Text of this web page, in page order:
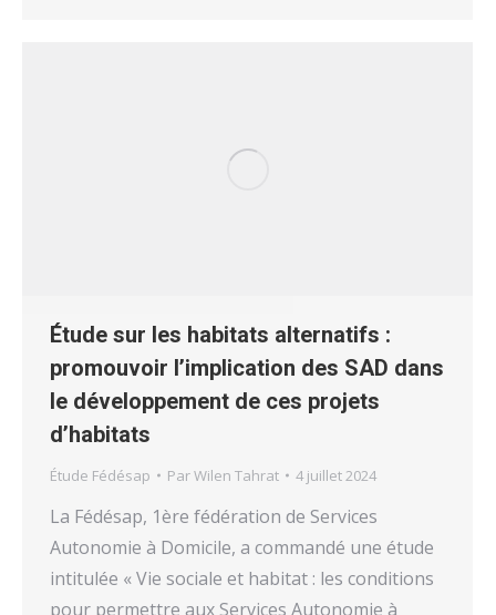
Étude sur les habitats alternatifs :
promouvoir l’implication des SAD dans
le développement de ces projets
d’habitats
Étude Fédésap ParWilen Tahrat 4 juillet 2024
La Fédésap, 1ère fédération de Services
Autonomie à Domicile, a commandé une étude
intitulée « Vie sociale et habitat : les conditions
pour permettre aux Services Autonomie à